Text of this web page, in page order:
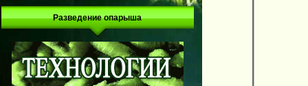
Разведение опарыша